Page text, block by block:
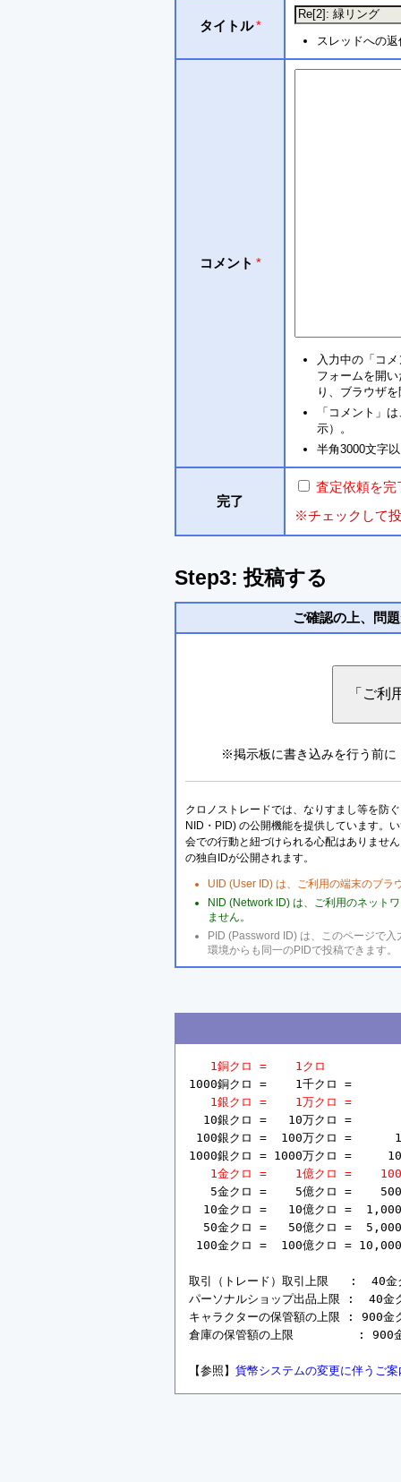
タイトル *
スレッドへの
コメント *
入力中の「コ
フォームを開
り、ブラウザ
「コメント」
示）。
半角3000文字
完了
査定依頼を完
※チェックして
Step3: 投稿する
ご確認の上、問
※掲示板に書き込みを行う前に
クロノストレードでは、なりすまし等を防
NID・PID) の公開機能を提供しています。
会での行動と紐づけられる心配はありませ
の独自IDが公開されます。
UID (User ID) は、ご利用の端末のブ
NID (Network ID) は、ご利用のネット
ません。
PID (Password ID) は、このページで
環境からも同一のPIDで投稿できます。
1銅クロ =    1クロ
1000銅クロ =    1千クロ =
1銀クロ =    1万クロ =
10銀クロ =   10万クロ =
100銀クロ =  100万クロ =
1000銀クロ = 1000万クロ =
1金クロ =    1億クロ =
5金クロ =    5億クロ =
10金クロ =   10億クロ =
50金クロ =   50億クロ =
100金クロ =  100億クロ =
取引（トレード）取引上限   :  40
パーソナルショップ出品上限 :
キャラクターの保管額の上限 : 900
倉庫の保管額の上限         : 900
【参照】 貨幣システムの変更に伴うご案